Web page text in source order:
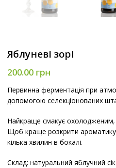
Яблуневі зорі
200.00 грн
Первинна ферментація при
допомогою селекціонованих
Найкраще смакує охолодженим,
Щоб краще розкрити
кілька хвилин в бокалі.
Склад: натуральний яблучний